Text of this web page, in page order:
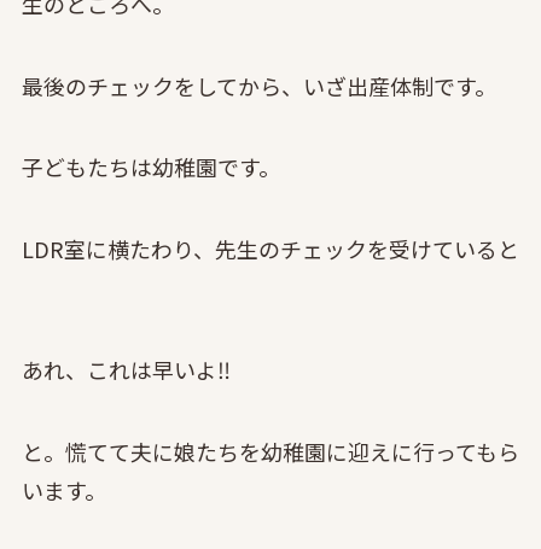
最後のチェックをしてから、いざ出産体制です。
子どもたちは幼稚園です。
LDR室に横たわり、先生のチェックを受けていると
あれ、これは早いよ‼
と。慌てて夫に娘たちを幼稚園に迎えに行ってもら
います。